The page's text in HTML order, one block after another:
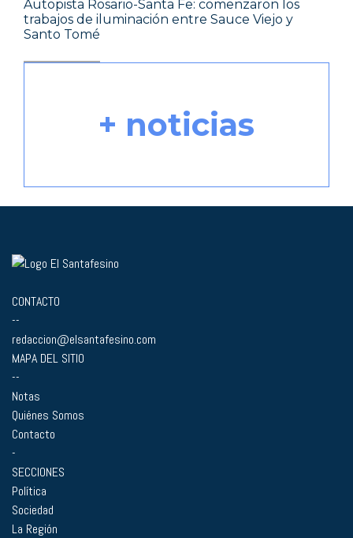
Autopista Rosario-Santa Fe: comenzaron los
trabajos de iluminación entre Sauce Viejo y
Santo Tomé
+ noticias
CONTACTO
--
redaccion@elsantafesino.com
MAPA DEL SITIO
--
Notas
Quiénes Somos
Contacto
-
SECCIONES
Política
Sociedad
La Región